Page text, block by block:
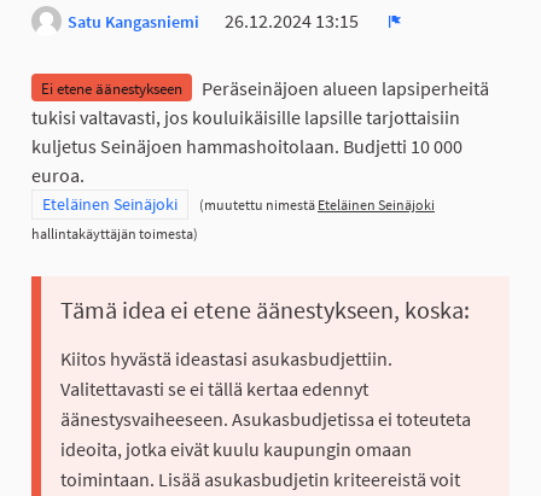
Satu Kangasniemi
26.12.2024 13:15
Ei etene äänestykseen
Peräseinäjoen alueen lapsiperheitä
tukisi valtavasti, jos kouluikäisille lapsille tarjottaisiin
kuljetus Seinäjoen hammashoitolaan. Budjetti 10 000
euroa.
Rajaa tulokset teeman mukaan: Eteläinen Seinäjoki
Eteläinen Seinäjoki (muutettu nimestä Eteläinen Seinäjoki
hallintakäyttäjän toimesta)
Tämä idea ei etene äänestykseen, koska:
Kiitos hyvästä ideastasi asukasbudjettiin.
Valitettavasti se ei tällä kertaa edennyt
äänestysvaiheeseen. Asukasbudjetissa ei toteuteta
ideoita, jotka eivät kuulu kaupungin omaan
toimintaan. Lisää asukasbudjetin kriteereistä voit